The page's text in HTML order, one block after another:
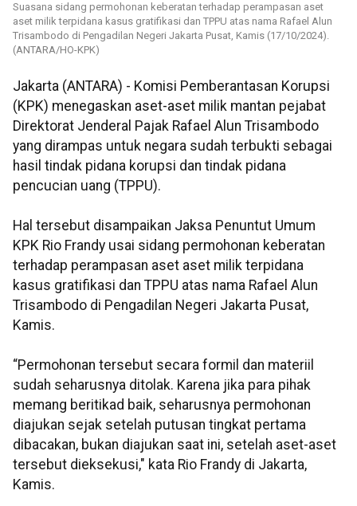
Suasana sidang permohonan keberatan terhadap perampasan aset
aset milik terpidana kasus gratifikasi dan TPPU atas nama Rafael Alun
Trisambodo di Pengadilan Negeri Jakarta Pusat, Kamis (17/10/2024).
(ANTARA/HO-KPK)
Jakarta (ANTARA) - Komisi Pemberantasan Korupsi
(KPK) menegaskan aset-aset milik mantan pejabat
Direktorat Jenderal Pajak Rafael Alun Trisambodo
yang dirampas untuk negara sudah terbukti sebagai
hasil tindak pidana korupsi dan tindak pidana
pencucian uang (TPPU).
Hal tersebut disampaikan Jaksa Penuntut Umum
KPK Rio Frandy usai sidang permohonan keberatan
terhadap perampasan aset aset milik terpidana
kasus gratifikasi dan TPPU atas nama Rafael Alun
Trisambodo di Pengadilan Negeri Jakarta Pusat,
Kamis.
“Permohonan tersebut secara formil dan materiil
sudah seharusnya ditolak. Karena jika para pihak
memang beritikad baik, seharusnya permohonan
diajukan sejak setelah putusan tingkat pertama
dibacakan, bukan diajukan saat ini, setelah aset-aset
tersebut dieksekusi," kata Rio Frandy di Jakarta,
Kamis.